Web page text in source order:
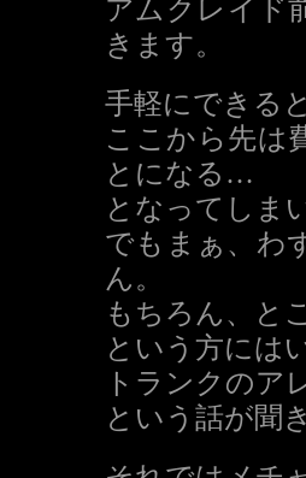
アムクレイド
きます。
手軽にできる
ここから先は
とになる…
となってしま
でもまぁ、わ
ん。
もちろん、と
という方には
トランクのア
という話が聞